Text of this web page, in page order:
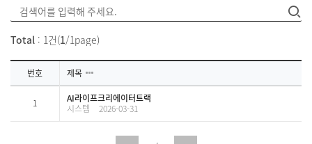
Total : 1건(1/1page)
번호 제목
1
AI라이프크리에이터트랙
시스템
2026-03-31